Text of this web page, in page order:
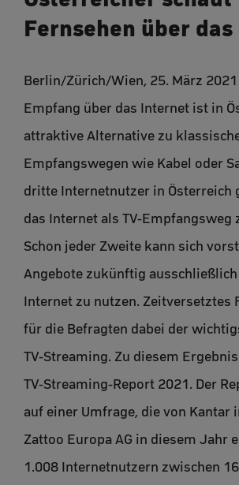
Fernsehen über
Berlin/Zürich/Wien, 25. März 2021
Empfang über das Internet ist in
attraktive Alternative zu
Empfangswegen wie Kabel oder
dritte Internetnutzer in Österreich
das Internet als TV-Empfangsweg
Schon jeder Zweite kann sich
Angebote zukünftig ausschließlich
Internet zu nutzen. Zeitversetztes
für die Befragten dabei der
TV-Streaming. Zu diesem
TV-Streaming-Report 2021. Der
auf einer Umfrage, die von Kantar
Zattoo Europa AG in diesem Jahr
1.008 Internetnutzern zwischen